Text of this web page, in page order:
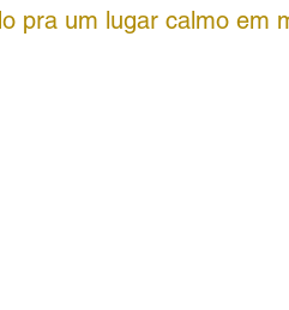
pra um lugar calmo em